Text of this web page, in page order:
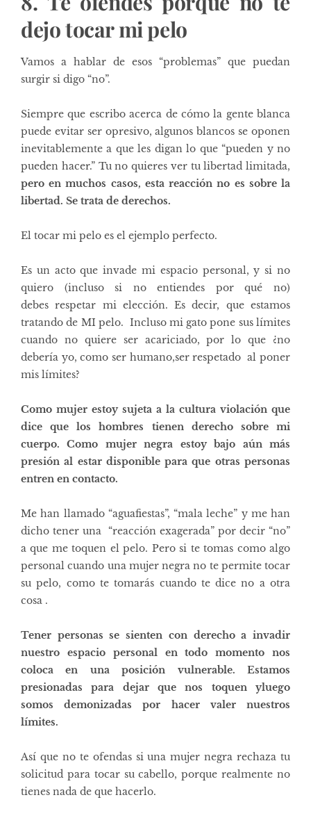
dejo tocar mi pelo
Vamos a hablar de esos “problemas” que puedan
surgir si digo “no”.
Siempre que escribo acerca de cómo la gente blanca
puede evitar ser opresivo, algunos blancos se oponen
inevitablemente a que les digan lo que “pueden y no
pueden hacer.” Tu no quieres ver tu libertad limitada,
pero en muchos casos, esta reacción no es sobre la
libertad. Se trata de derechos.
El tocar mi pelo es el ejemplo perfecto.
Es un acto que invade mi espacio personal, y si no
quiero (incluso si no entiendes por qué no)
debes respetar mi elección.Es decir, que estamos
tratando de MI pelo. Incluso mi gato pone sus límites
cuando no quiere ser acariciado, por lo que ¿no
debería yo, como ser humano,ser respetado al poner
mis límites?
Como mujer estoy sujeta a la cultura violación que
dice que los hombres tienen derecho sobre mi
cuerpo. Como mujer negra estoy bajo aún más
presión al estar disponible para que otras personas
entren en contacto.
Me han llamado “aguafiestas”, “mala leche” y me han
dicho tener una “reacción exagerada” por decir “no”
a que me toquen el pelo. Pero si te tomas como algo
personal cuando una mujer negra no te permite tocar
su pelo, como te tomarás cuando te dice no a otra
cosa .
Tener personas se sienten con derecho a invadir
nuestro espacio personal en todo momento nos
coloca en una posición vulnerable. Estamos
presionadas para dejar que nos toquen yluego
somos demonizadas por hacer valer nuestros
límites.
Así que no te ofendas si una mujer negra rechaza tu
solicitud para tocar su cabello, porque realmente no
tienes nada de que hacerlo.